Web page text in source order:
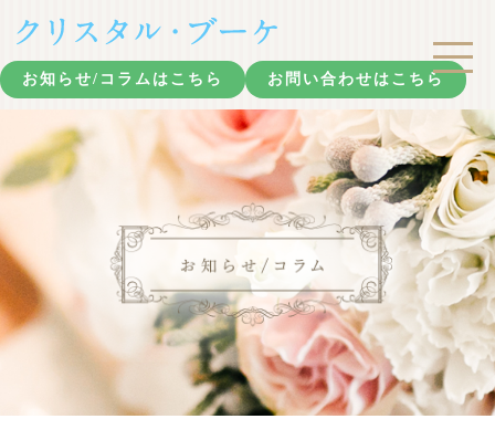
お知らせ/コラムはこちら お問い合わせはこちら